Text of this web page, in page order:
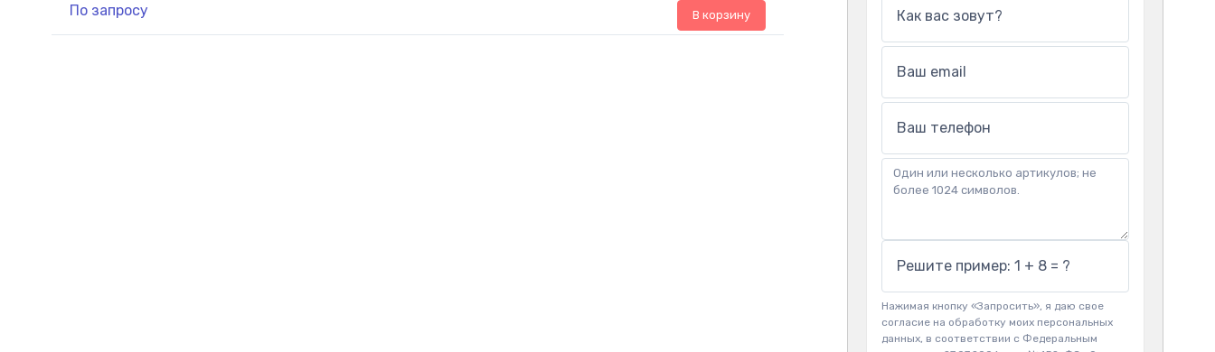
По запросу В корзину Как вас зовут?
Ваш email
Ваш телефон
Решите пример: 1 + 8 = ?
Нажимая кнопку «Запросить», я даю свое
согласие на обработку моих персональных
данных, в соответствии с Федеральным